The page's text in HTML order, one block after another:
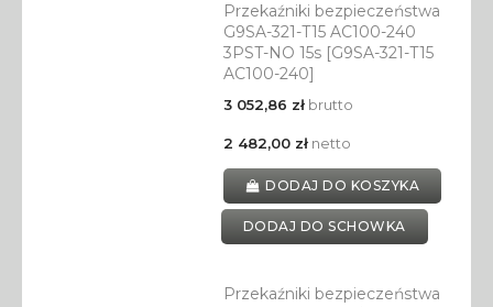
Przekaźniki bezpieczeństwa
G9SA-321-T15 AC100-240
3PST-NO 15s [G9SA-321-T15
AC100-240]
3 052,86 złbrutto
2 482,00 złnetto
DODAJ DO KOSZYKA
DODAJ DO SCHOWKA
Przekaźniki bezpieczeństwa